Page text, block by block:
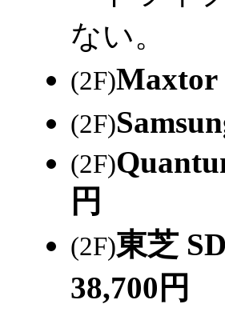
ない。
(2F)Maxtor
(2F)
(2F)
円
(2F)東芝
38,700円